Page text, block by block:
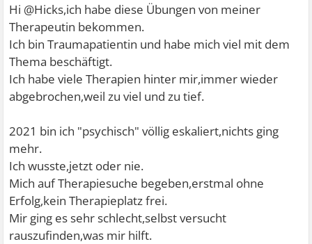
Hi @Hicks,ich habe diese Übungen von meiner
Therapeutin bekommen.
Ich bin Traumapatientin und habe mich viel mit dem
Thema beschäftigt.
Ich habe viele Therapien hinter mir,immer wieder
abgebrochen,weil zu viel und zu tief.
2021 bin ich "psychisch" völlig eskaliert,nichts ging
mehr.
Ich wusste,jetzt oder nie.
Mich auf Therapiesuche begeben,erstmal ohne
Erfolg,kein Therapieplatz frei.
Mir ging es sehr schlecht,selbst versucht
rauszufinden,was mir hilft.